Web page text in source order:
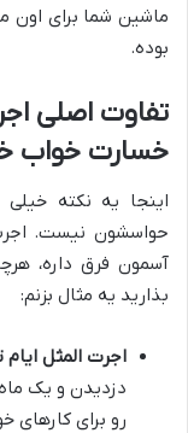
ماشین شما برای
بوده.
تفاوت اصلی
خسارت خواب
اینجا یه نکته
حواسشون نیست.
آسمون فرق داره،
بذارید یه مثال بزنم:
اجرت المثل
دزدیدن و یک
رو برای کارهای